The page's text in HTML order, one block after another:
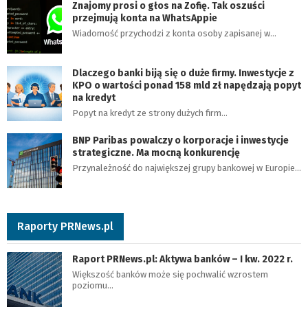
Znajomy prosi o głos na Zofię. Tak oszuści
przejmują konta na WhatsAppie
Wiadomość przychodzi z konta osoby zapisanej w…
Dlaczego banki biją się o duże firmy. Inwestycje z
KPO o wartości ponad 158 mld zł napędzają popyt
na kredyt
Popyt na kredyt ze strony dużych firm…
BNP Paribas powalczy o korporacje i inwestycje
strategiczne. Ma mocną konkurencję
Przynależność do największej grupy bankowej w Europie…
Raporty PRNews.pl
Raport PRNews.pl: Aktywa banków – I kw. 2022 r.
Większość banków może się pochwalić wzrostem
poziomu…